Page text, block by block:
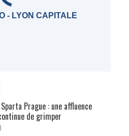
- LYON CAPITALE
Prague : une affluence
de grimper